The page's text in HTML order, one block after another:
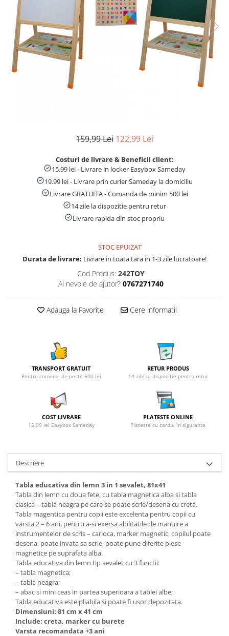
Tablite educative
159,99 Lei 122,99 Lei
Costuri de livrare & Beneficii client:
15.99 lei - Livrare in locker Easybox Sameday
19.99 lei - Livrare prin curier Sameday la domiciliu
Livrare GRATUITA - Comanda de minim 500 lei
14 zile la dispozitie pentru retur
Livrare rapida din stoc propriu
STOC EPUIZAT
Durata de livrare: Livrare in toata tara in 1-3 zile lucratoare!
Cod Produs: 242TOY
Ai nevoie de ajutor? 0767271740
Adauga la Favorite Cere informatii
TRANSPORT GRATUIT
Pentru comenzi de peste 500 lei
RETUR PRODUS
14 zile la dispozitie pentru retur
COST LIVRARE
15.99 lei Easybox Sameday
PLATESTE ONLINE
Plateste cu cardul in siguranta
Descriere
Tabla educativa din lemn 3 in 1 sevalet, 81x41
Tabla din lemn cu doua fete, cu tabla magnetica alba si tabla
clasica – tabla neagra pe care se poate scrie/desena cu creta.
Tabla magentica pentru copii este excelenta pentru copii cu
varsta 2 – 6 ani, pentru a-si exersa abilitatile de manuire a
instrumentelor de scris – carioca, marker magnetic, copilul poate
desena, poate invata sa scrie, poate pune diferite piese
magnetice pe suprafata alba.
Tabla educativa din lemn tip sevalet cu 3 functii:
– tabla magnetica;
– tabla neagra;
– abac si mini ceas in partea superioara a tablei albe;
Tabla educativa este pliabila si poate fi usor depozitata.
Dimensiuni: 81 cm x 41 cm
Include: creta, marker cu burete
Varsta recomandata +3 ani